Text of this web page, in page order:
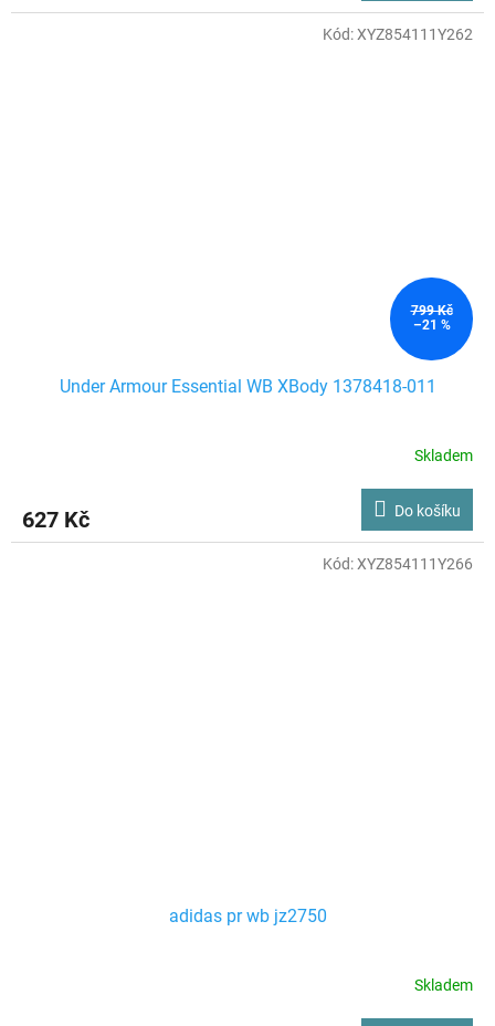
799 Kč
–21 %
Under Armour Essential WB XBody 1378418-011
Skladem
627 Kč Do košíku
Kód:XYZ854111Y262
adidas pr wb jz2750
Skladem
Kód:XYZ854111Y266